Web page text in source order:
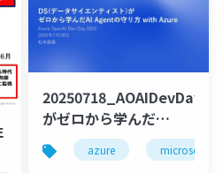
がゼロから学んだ
AIAgentの守り方 with
Azure
azure microsoft